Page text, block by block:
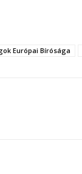
Európai Bírósága